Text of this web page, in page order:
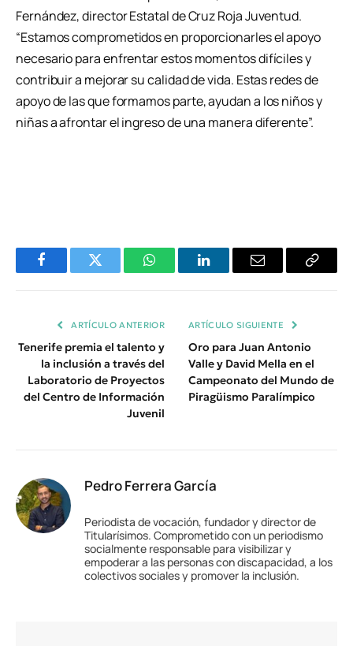
Fernández, director Estatal de Cruz Roja Juventud.
“Estamos comprometidos en proporcionarles el apoyo
necesario para enfrentar estos momentos difíciles y
contribuir a mejorar su calidad de vida. Estas redes de
apoyo de las que formamos parte, ayudan a los niños y
niñas a afrontar el ingreso de una manera diferente”.
FacebookTwitter WhatsAppLinkedInEmail
Copiar
ARTÍCULO ANTERIOR
Tenerife premia el talento y
la inclusión a través del
Laboratorio de Proyectos
del Centro de Información
Juvenil
ARTÍCULO SIGUIENTE
Oro para Juan Antonio
Valle y David Mella en el
Campeonato del Mundo de
Piragüismo Paralímpico
Pedro Ferrera García
Periodista de vocación, fundador y director de
Titularísimos. Comprometido con un periodismo
socialmente responsable para visibilizar y
empoderar a las personas con discapacidad, a los
colectivos sociales y promover la inclusión.